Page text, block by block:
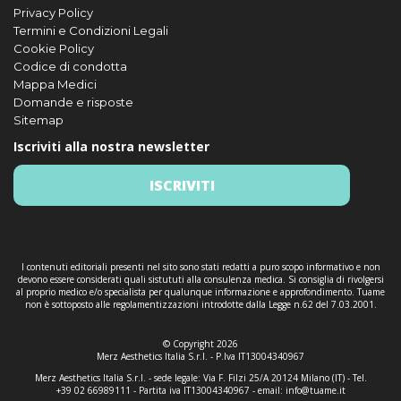
Privacy Policy
Termini e Condizioni Legali
Cookie Policy
Codice di condotta
Mappa Medici
Domande e risposte
Sitemap
Iscriviti alla nostra newsletter
ISCRIVITI
I contenuti editoriali presenti nel sito sono stati redatti a puro scopo informativo e non
devono essere considerati quali sistututi alla consulenza medica. Si consiglia di rivolgersi
al proprio medico e/o specialista per qualunque informazione e approfondimento. Tuame
non è sottoposto alle regolamentizzazioni introdotte dalla Legge n.62 del 7.03.2001.
© Copyright 2026
Merz Aesthetics Italia S.r.l. - P.Iva IT13004340967
Merz Aesthetics Italia S.r.l. - sede legale: Via F. Filzi 25/A 20124 Milano (IT) - Tel.
+39 02 66989111 - Partita iva IT13004340967 - email: info@tuame.it